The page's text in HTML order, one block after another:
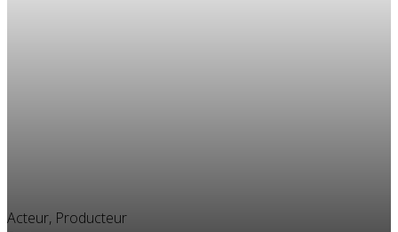
Acteur, Producteur